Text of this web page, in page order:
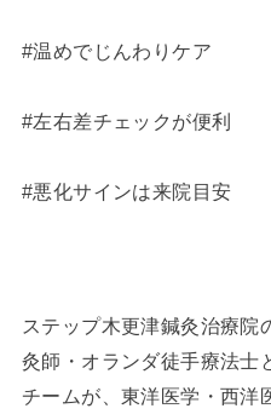
#温めでじんわりケア
#左右差チェックが便利
#悪化サインは来院目安
ステップ木更津鍼灸治療院
灸師・オランダ徒手療法士
チームが、東洋医学・西洋